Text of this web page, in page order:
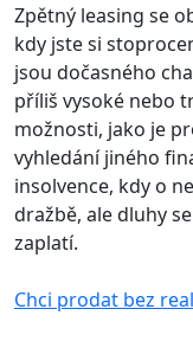
Zpětný leasing se
kdy jste si
jsou dočasného
příliš vysoké nebo
možnosti, jako je
vyhledání jiného
insolvence, kdy o
dražbě, ale dluhy
zaplatí.
Chci prodat bez